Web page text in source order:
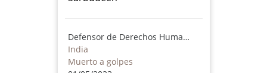
Defensor de Derechos Humanos
India
Muerto a golpes